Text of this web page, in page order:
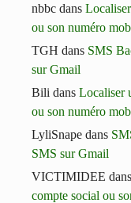
nbbc dans
ou son numéro
TGH dans SMS
sur Gmail
Bili dans Localiser
ou son numéro
LyliSnape dans
SMS sur Gmail
VICTIMIDEE dans
compte social ou